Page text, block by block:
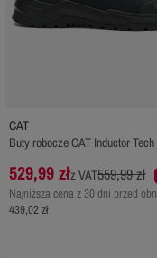
CAT
Buty robocze CAT Inductor
529,99 złz VAT559,99 zł
Najniższa cena z 30 dni przed
439,02 zł